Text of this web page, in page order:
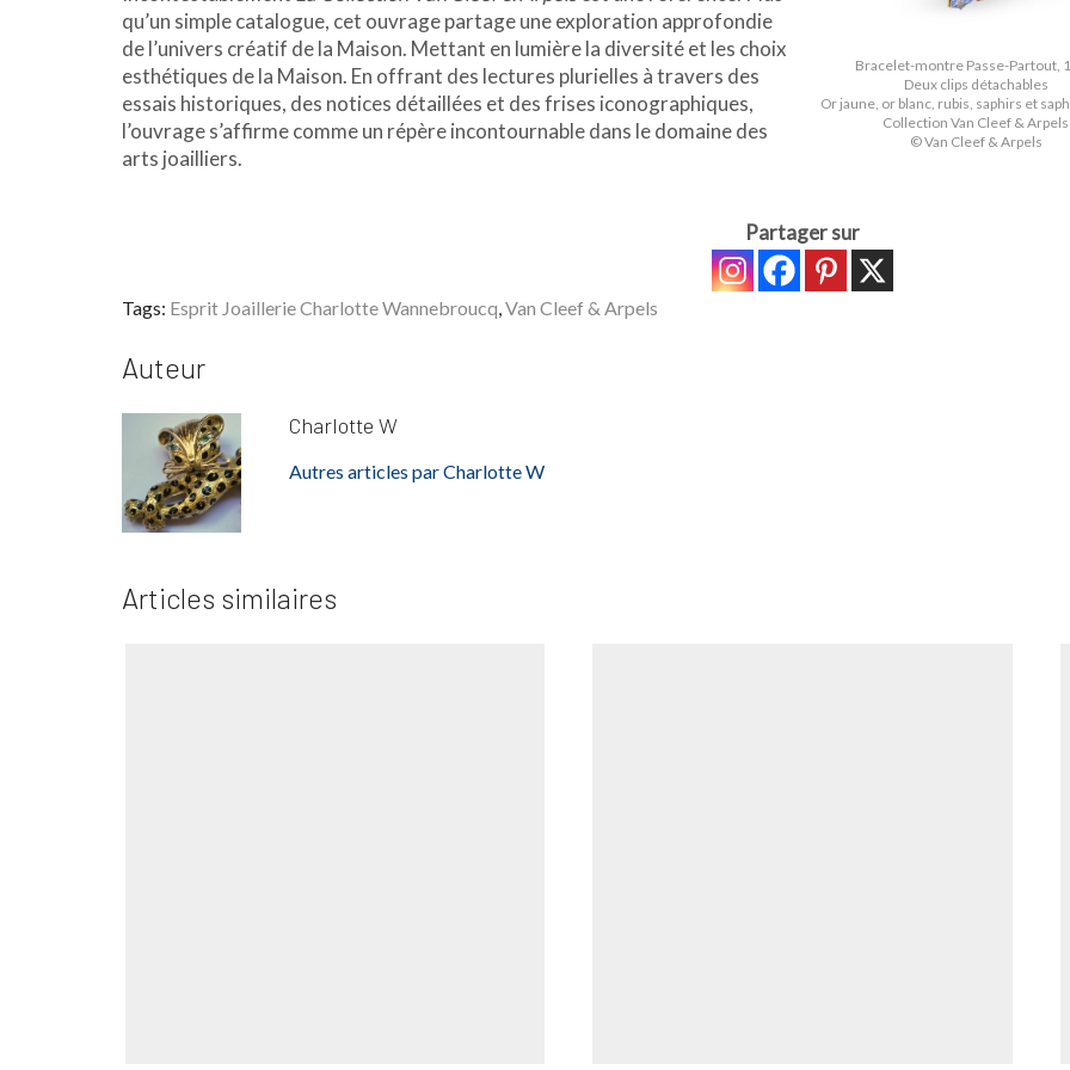
Bracelet-montre Passe-Partout,
Deux clips détachables
Or jaune, or blanc, rubis, saphirs et
Collection Van Cleef & Arpels
© Van Cleef & Arpels
qu’un simple catalogue, cet ouvrage partage une exploration approfondie
de l’univers créatif de la Maison. Mettant en lumière la diversité et les choix
esthétiques de la Maison. En offrant des lectures plurielles à travers des
essais historiques, des notices détaillées et des frises iconographiques,
l’ouvrage s’affirme comme un répère incontournable dans le domaine des
arts joailliers.
Partager sur
Tags: Esprit Joaillerie Charlotte Wannebroucq,Van Cleef & Arpels
Auteur
Charlotte W
Autres articles par Charlotte W
Articles similaires